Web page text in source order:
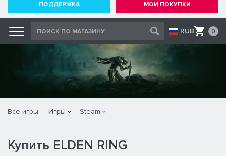
ПОДДЕРЖКА МОИ ПОКУПКИ
RUB 0
Все игры Игры Steam
Купить ELDEN RING